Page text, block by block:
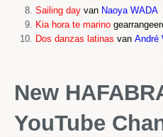
Sailing day van Naoya WADA
Kia hora te marino
Dos danzas latinas van André
New
YouTube